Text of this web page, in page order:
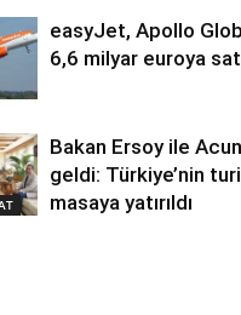
easyJet, Apollo
6,6 milyar euroya
Bakan Ersoy ile
geldi: Türkiye’nin
masaya yatırıldı